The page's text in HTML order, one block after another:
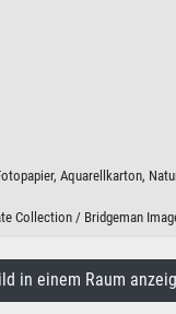
Aquarellkarton,
Collection / Bridgeman
in einem Raum